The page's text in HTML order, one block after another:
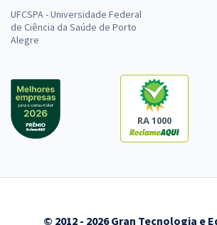
UFCSPA - Universidade Federal
de Ciência da Saúde de Porto
Alegre
RA 1000
© 2012 - 2026 Gran Tecnologia e